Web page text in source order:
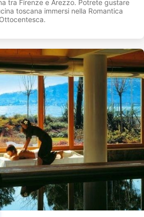
tra Firenze e Arezzo. Potrete gustare
toscana immersi nella Romantica